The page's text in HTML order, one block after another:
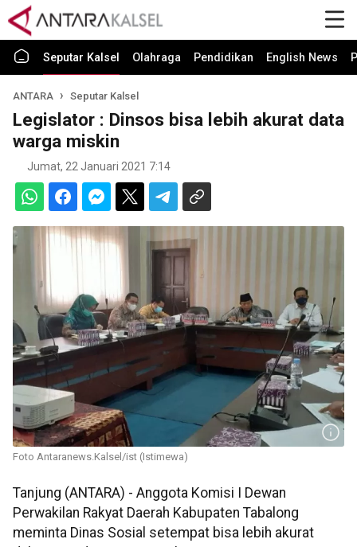
Seputar Kalsel Olahraga Pendidikan English News
ANTARA Seputar Kalsel
Legislator : Dinsos bisa lebih akurat data
warga miskin
Jumat, 22 Januari 2021 7:14
Foto Antaranews.Kalsel/ist (Istimewa)
Tanjung (ANTARA) - Anggota Komisi I Dewan
Perwakilan Rakyat Daerah Kabupaten Tabalong
meminta Dinas Sosial setempat bisa lebih akurat